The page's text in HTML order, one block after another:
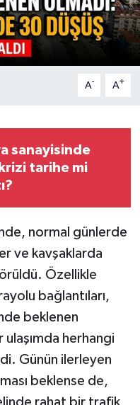
A- A+
sanayisinde
tarihe mi
normal günlerde
ve kavşaklarda
Özellikle
bağlantıları,
beklenen
ulaşımda herhangi
Günün ilerleyen
beklense de,